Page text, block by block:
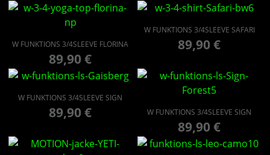
W FUNKTIONS 3/4SLEEVE FLORINA
89,90€
W FUNKTIONS 3/4SLEEVE SAFARI
89,90€
W FUNKTIONS 3/4SLEEVE SIGN
89,90€ W FUNKTIONS 3/4SLEEVE SIGN
89,90€